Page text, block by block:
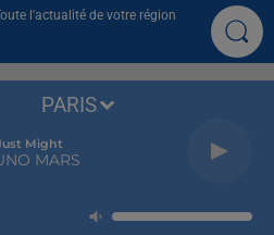
l'actualité de votre région
Might
MARS
PARIS